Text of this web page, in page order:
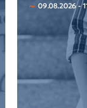
09.08.2026 -